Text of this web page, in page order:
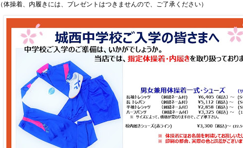
（体操着、内履きには、プレゼントはつきませんので、ご了承ください）